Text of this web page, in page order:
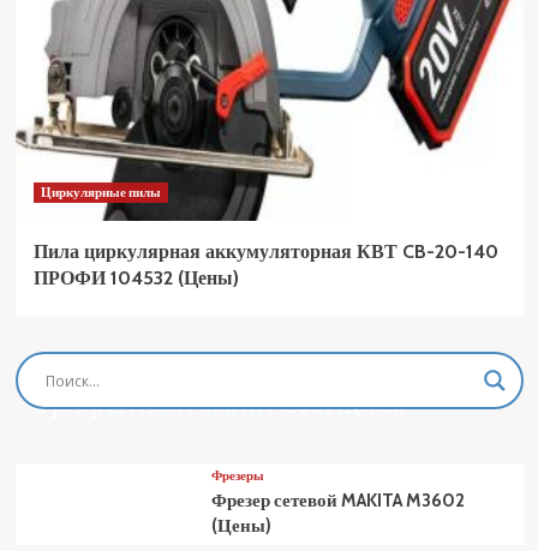
Циркулярные пилы
Пила циркулярная аккумуляторная КВТ CB-20-140
ПРОФИ 104532 (Цены)
Фрезеры
Фрезер сетевой MAKITA M3601 (Цены)
Фрезеры
Фрезер сетевой MAKITA M3602
(Цены)